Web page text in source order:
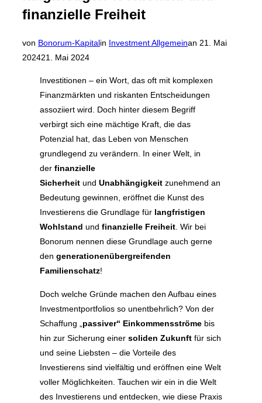
finanzielle Freiheit
von Bonorum-Kapitalin Investment Allgemeinan Veröffentlicht
21. Mai
202421. Mai 2024
Investitionen – ein Wort, das oft mit komplexen
Finanzmärkten und riskanten Entscheidungen
assoziiert wird. Doch hinter diesem Begriff
verbirgt sich eine mächtige Kraft, die das
Potenzial hat, das Leben von Menschen
grundlegend zu verändern. In einer Welt, in
der finanzielle
Sicherheit und Unabhängigkeit zunehmend an
Bedeutung gewinnen, eröffnet die Kunst des
Investierens die Grundlage für langfristigen
Wohlstand und finanzielle Freiheit. Wir bei
Bonorum nennen diese Grundlage auch gerne
den generationenübergreifenden
Familienschatz!
Doch welche Gründe machen den Aufbau eines
Investmentportfolios so unentbehrlich? Von der
Schaffung „ passiver“ Einkommensströme bis
hin zur Sicherung einer soliden Zukunft für sich
und seine Liebsten – die Vorteile des
Investierens sind vielfältig und eröffnen eine Welt
voller Möglichkeiten. Tauchen wir ein in die Welt
des Investierens und entdecken, wie diese Praxis